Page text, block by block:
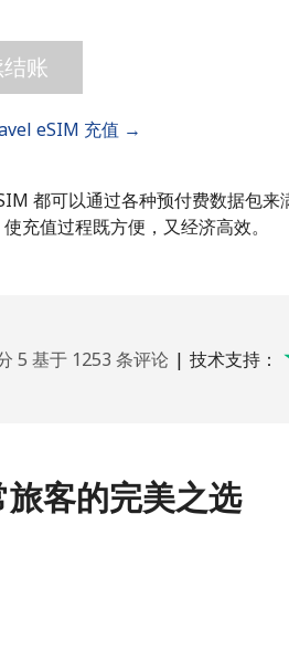
！
账
eSIM 充值 →
都可以通过各种预付费数据包来
充值过程既方便，又经济高效。
5 基于 1253 条评论 | 技术支持：
客的完美之选